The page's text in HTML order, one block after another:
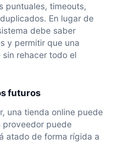
puntuales, timeouts,
En lugar de
debe saber
y permitir que una
rehacer todo el
futuros
una tienda online puede
puede
atado de forma rígida a